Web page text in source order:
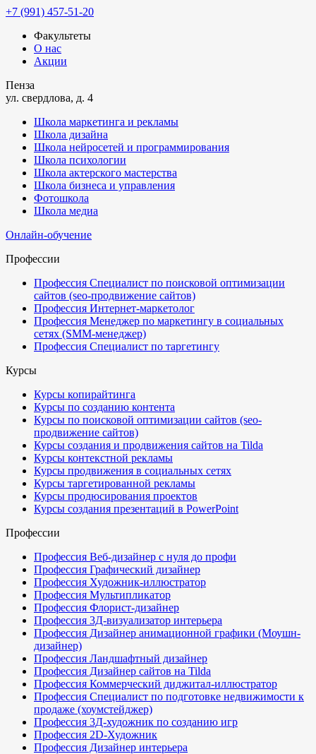
+7 (991) 457-51-20
Факультеты
О нас
Акции
Пенза
ул. свердлова, д. 4
Школа маркетинга и рекламы
Школа дизайна
Школа нейросетей и программирования
Школа психологии
Школа актерского мастерства
Школа бизнеса и управления
Фотошкола
Школа медиа
Онлайн-обучение
Профессии
Профессия Специалист по поисковой оптимизации
сайтов (seo-продвижение сайтов)
Профессия Интернет-маркетолог
Профессия Менеджер по маркетингу в социальных
сетях (SMM-менеджер)
Профессия Специалист по таргетингу
Курсы
Курсы копирайтинга
Курсы по созданию контента
Курсы по поисковой оптимизации сайтов (seo-
продвижение сайтов)
Курсы создания и продвижения сайтов на Tilda
Курсы контекстной рекламы
Курсы продвижения в социальных сетях
Курсы таргетированной рекламы
Курсы продюсирования проектов
Курсы создания презентаций в PowerPoint
Профессии
Профессия Веб-дизайнер с нуля до профи
Профессия Графический дизайнер
Профессия Художник-иллюстратор
Профессия Мультипликатор
Профессия Флорист-дизайнер
Профессия 3Д-визуализатор интерьера
Профессия Дизайнер анимационной графики (Моушн-
дизайнер)
Профессия Ландшафтный дизайнер
Профессия Дизайнер сайтов на Tilda
Профессия Коммерческий диджитал-иллюстратор
Профессия Специалист по подготовке недвижимости к
продаже (хоумстейджер)
Профессия 3Д-художник по созданию игр
Профессия 2D-Художник
Профессия Дизайнер интерьера